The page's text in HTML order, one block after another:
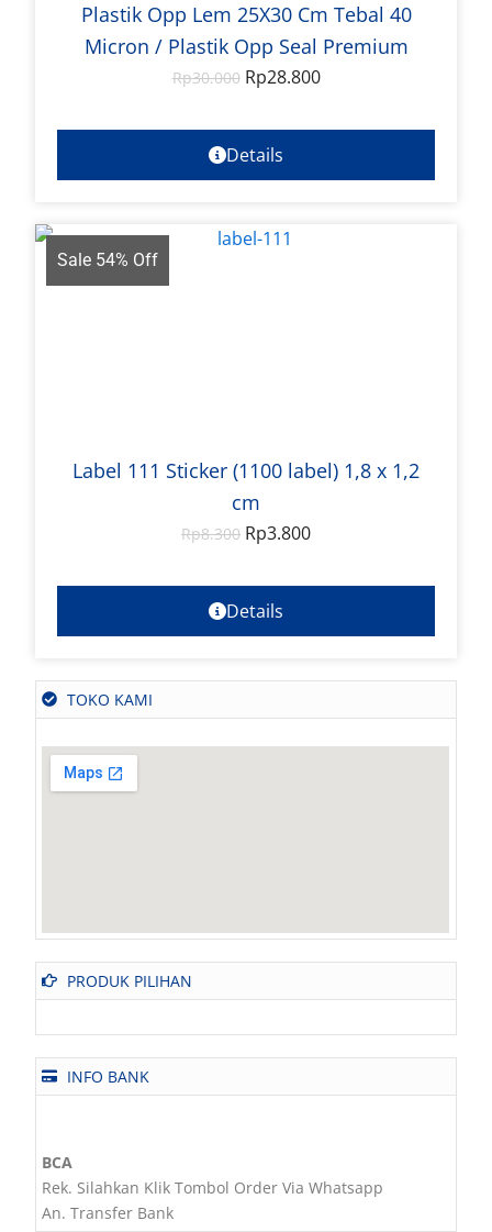
Plastik Opp Lem 25X30 Cm Tebal 40
Micron / Plastik Opp Seal Premium
Rp30.000 Rp28.800
Details
Sale 54% Off
Label 111 Sticker (1100 label) 1,8 x 1,2
cm
Rp8.300 Rp3.800
Details
TOKO KAMI
PRODUK PILIHAN
INFO BANK
BCA
Rek. Silahkan Klik Tombol Order Via Whatsapp
An. Transfer Bank